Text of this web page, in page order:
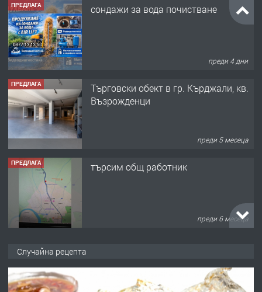
ПРЕДЛАГА сондажи за вода почистване
преди 4 дни
ПРЕДЛАГА
Tърговски обект в гр. Кърджали, кв.
Възрожденци
преди 5 месеца
ПРЕДЛАГА търсим общ работник
преди 6 месеца
Случайна рецепта